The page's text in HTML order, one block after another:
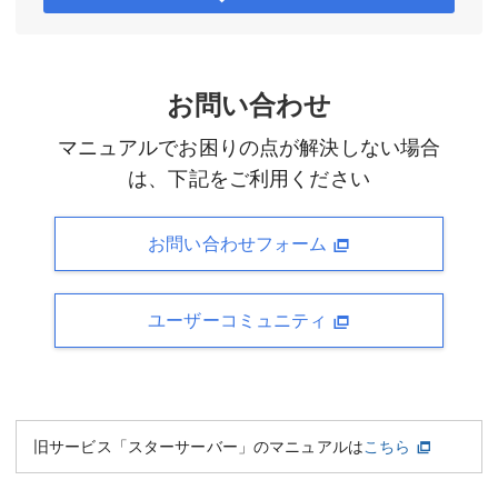
お問い合わせ
マニュアルでお困りの点が解決しない場合
は、下記をご利用ください
お問い合わせフォーム
ユーザーコミュニティ
旧サービス「スターサーバー」のマニュアルはこちら